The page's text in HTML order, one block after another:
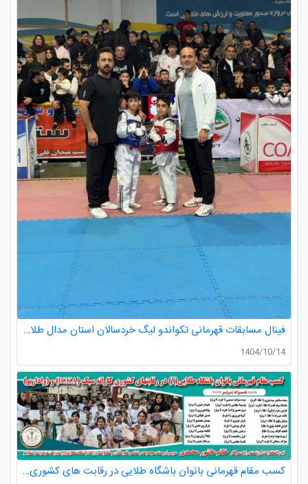
فینال مسابقات قهرمانی تکواندو لیگ خردسالان استان مدال طلا صدرا ظفری از باشگاه طلایی به مربیگری استاد عسکری مربی ارزنده باشگاه
1404/10/14
کسب مقام قهرمانی بانوان باشگاه طلایی در رقابت های کشوری کاراته